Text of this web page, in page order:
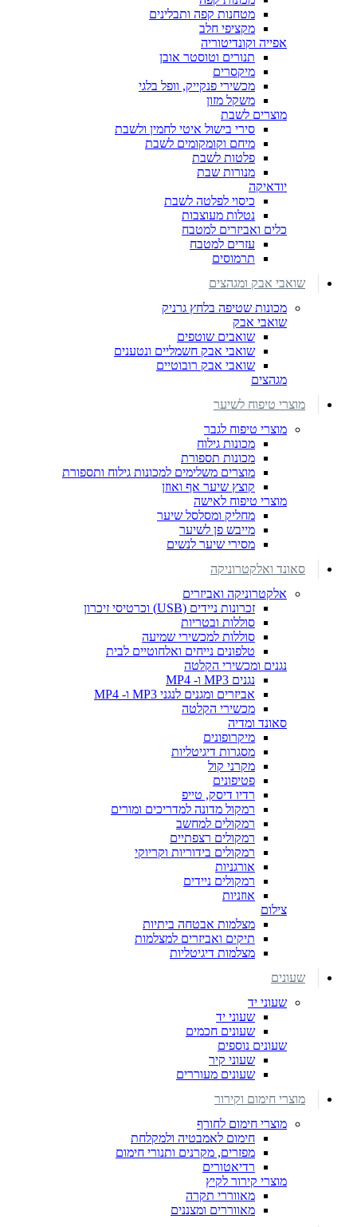
מטחנות קפה ותבלינים
מקציפי חלב
אפייה וקונדיטוריה
תנורים וטוסטר אובן
מיקסרים
מכשירי פנקייק, וופל בלגי
משקל מזון
מוצרים לשבת
סירי בישול איטי לחמין ולשבת
מיחם וקומקומים לשבת
פלטות לשבת
מנורות שבת
יודאיקה
כיסוי לפלטה לשבת
נטלות מעוצבות
כלים ואביזרים למטבח
עזרים למטבח
תרמוסים
שואבי אבק ומגהצים
מכונות שטיפה בלחץ גרניק
שואבי אבק
שואבים שוטפים
שואבי אבק חשמליים ונטענים
שואבי אבק רובוטיים
מגהצים
מוצרי טיפוח לשיער
מוצרי טיפוח לגבר
מכונות גילוח
מכונות תספורת
מוצרים משלימים למכונות גילוח ותספורת
קוצץ שיער אף ואוזן
מוצרי טיפוח לאישה
מחליק ומסלסל שיער
מייבש פן לשיער
מסירי שיער לנשים
סאונד ואלקטרוניקה
אלקטרוניקה ואביזרים
זכרונות ניידים (USB) וכרטיסי זיכרון
סוללות ובטריות
סוללות למכשירי שמיעה
טלפונים נייחים ואלחוטיים לבית
נגנים ומכשירי הקלטה
נגנים MP3 ו- MP4
אביזרים ומגנים לנגני MP3 ו- MP4
מכשירי הקלטה
סאונד ומדיה
מיקרופונים
מסגרות דיגיטליות
מקרני קול
פטיפונים
רדיו דיסק, טייפ
רמקול מדונה למדריכים ומורים
רמקולים למחשב
רמקולים רצפתיים
רמקולים בידוריות וקריוקי
אורגניות
רמקולים ניידים
אוזניות
צילום
מצלמות אבטחה ביתיות
תיקים ואביזרים למצלמות
מצלמות דיגיטליות
שעונים
שעוני יד
שעוני יד
שעונים חכמים
שעונים נוספים
שעוני קיר
שעונים מעוררים
מוצרי חימום וקירור
מוצרי חימום לחורף
חימום לאמבטיה ולמקלחת
מפזרים, מקרנים ותנורי חימום
רדיאטורים
מוצרי קירור לקיץ
מאווררי תקרה
מאווררים ומצננים